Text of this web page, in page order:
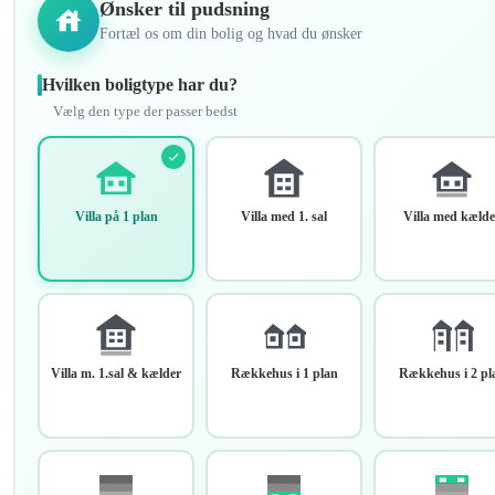
Ønsker til pudsning
Fortæl os om din bolig og hvad du ønsker
Hvilken boligtype har du?
Vælg den type der passer bedst
Villa på 1 plan Villa med 1. sal Villa med
Villa m. 1.sal & kælder Rækkehus i 1 plan Rækkehus i 2